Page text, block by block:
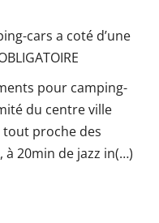
cars a coté d’une
pour camping-
du centre ville
tout proche des
20min de jazz in(…)